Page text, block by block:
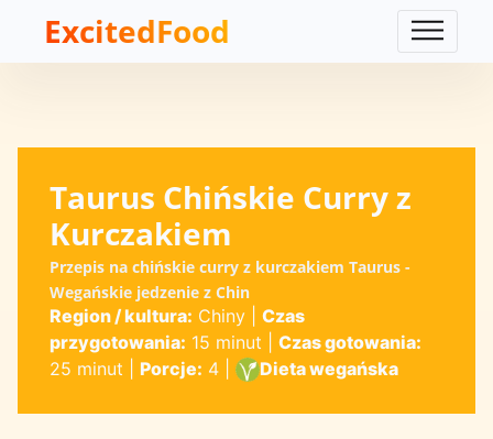
ExcitedFood
Taurus Chińskie Curry z
Kurczakiem
Przepis na chińskie curry z kurczakiem Taurus -
Wegańskie jedzenie z Chin
Region / kultura: Chiny| Czas
przygotowania: 15 minut
Czas gotowania:
25 minut
Porcje: 4| Dieta wegańska